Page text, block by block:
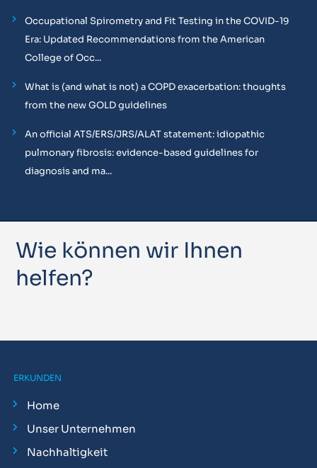
Occupational Spirometry and Fit Testing in the COVID-19
Era: Updated Recommendations from the American
College of Occ...
What is (and what is not) a COPD exacerbation: thoughts
from the new GOLD guidelines
An official ATS/ERS/JRS/ALAT statement: idiopathic
pulmonary fibrosis: evidence-based guidelines for
diagnosis and ma...
Wie können wir Ihnen
helfen?
ERKUNDEN
Home
Unser Unternehmen
Nachhaltigkeit